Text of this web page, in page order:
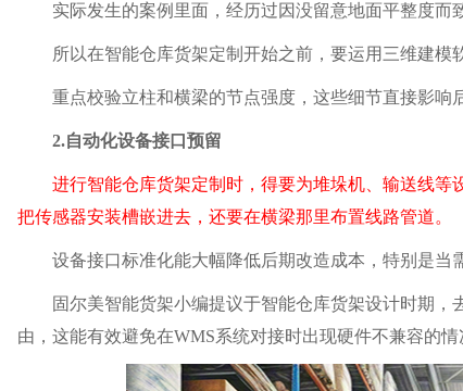
实际发生的案例里面，经历过因没留意地面平整度而
所以在智能仓库货架定制开始之前，要运用三维建模软
重点校验立柱和横梁的节点强度，这些细节直接影响后
2.自动化设备接口预留
进行智能仓库货架定制时，得要为堆垛机、输送线
把传感器安装槽嵌进去，还要在横梁那里布置线路管道。
设备接口标准化能大幅降低后期改造成本，特别是当
固尔美智能货架小编提议于智能仓库货架设计时期，
由，这能有效避免在WMS系统对接时出现硬件不兼容的情